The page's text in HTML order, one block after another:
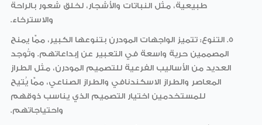
طبيعية، مثل النباتات والأشجار، لخلق شعور بالراحة
والاسترخاء.
5. التنوع:
تتميز الواجهات المودرن بتنوعها الكبير، ممّا يمنح
المصممين حرية واسعة في التعبير عن إبداعاتهم. وتُوجد
العديد من الأساليب الفرعية للتصميم المودرن، مثل الطراز
المعاصر والطراز الاسكندنافي والطراز الصناعي، ممّا يُتيح
للمستخدمين اختيار التصميم الذي يناسب ذوقهم
واحتياجاتهم.